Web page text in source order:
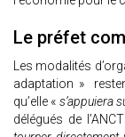
Le préfet
Les modalités
adaptation »
qu’elle « s’appuiera
délégués de